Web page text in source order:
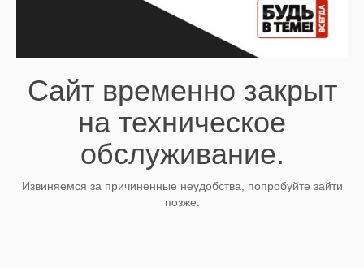
Сайт временно закрыт
на техническое
обслуживание.
Извиняемся за причиненные неудобства, попробуйте зайти
позже.